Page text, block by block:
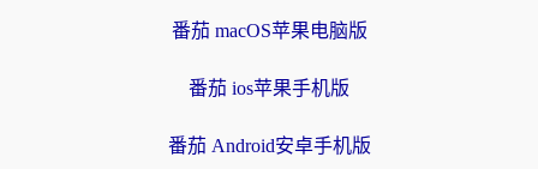
番茄 macOS苹果电脑版
番茄 ios苹果手机版
番茄 Android安卓手机版